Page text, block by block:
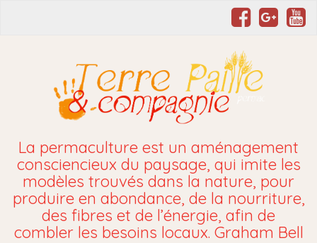
La permaculture est un aménagement
consciencieux du paysage, qui imite les
modèles trouvés dans la nature, pour
produire en abondance, de la nourriture,
des fibres et de l’énergie, afin de
combler les besoins locaux. Graham Bell